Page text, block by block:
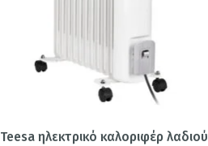
Teesa ηλεκτρικό καλοριφέρ λαδιού